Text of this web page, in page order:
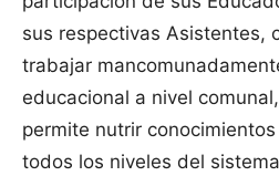
sus respectivas Asistentes,
trabajar
educacional a nivel
permite nutrir
todos los niveles del